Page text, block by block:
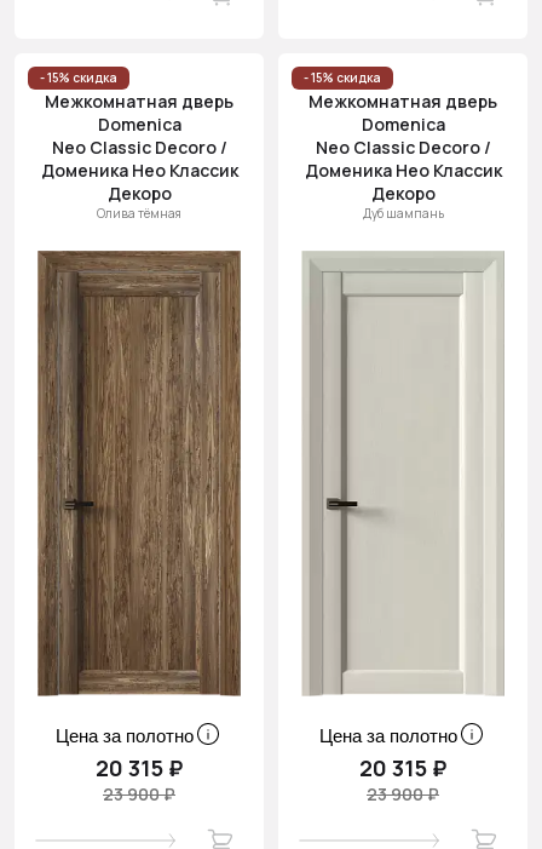
- 15% скидка
Межкомнатная дверь
Domenica
Neo Classic Decoro /
Доменика Нео Классик
Декоро
Олива тёмная
Цена за полотно
20 315 ₽
23 900 ₽
- 15% скидка
Межкомнатная дверь
Domenica
Neo Classic Decoro /
Доменика Нео Классик
Декоро
Дуб шампань
Цена за полотно
20 315 ₽
23 900 ₽